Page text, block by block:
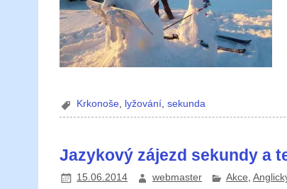
Krkonoše, lyžování,sekunda
Jazykový zájezd sekundy a
15.06.2014 webmaster Akce,